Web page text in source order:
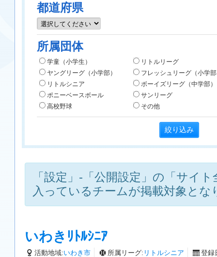
都道府県
所属団体
学童（小学生）
リトルリーグ
ヤングリーグ（小学部）
フレッシュリーグ（小学
リトルシニア
ボーイズリーグ（中学部）
ポニーベースボール
サンリーグ
高校野球
その他
「設定」-「公開設定」の「サイ
入っているチームが掲載対象とな
いわきﾘﾄﾙｼﾆｱ
活動地域:いわき市 所属リーグ: リトルシニア 登録